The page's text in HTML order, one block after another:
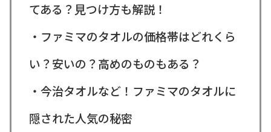
てある？見つけ方も解説！
・ファミマのタオルの価格帯はどれくら
い？安いの？高めのものもある？
・今治タオルなど！ファミマのタオルに
隠された人気の秘密